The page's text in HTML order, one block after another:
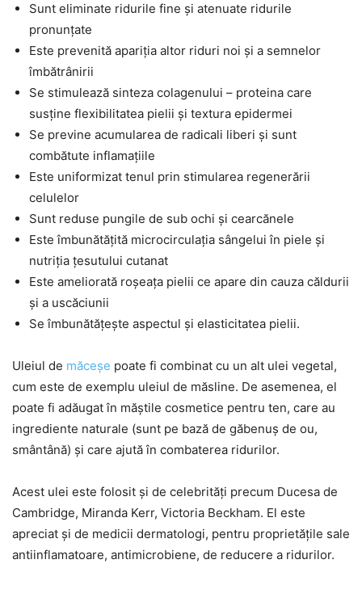
Sunt eliminate ridurile fine și atenuate ridurile
pronunțate
Este prevenită apariția altor riduri noi și a semnelor
îmbătrânirii
Se stimulează sinteza colagenului – proteina care
susține flexibilitatea pielii și textura epidermei
Se previne acumularea de radicali liberi și sunt
combătute inflamațiile
Este uniformizat tenul prin stimularea regenerării
celulelor
Sunt reduse pungile de sub ochi și cearcănele
Este îmbunătățită microcirculația sângelui în piele și
nutriția țesutului cutanat
Este ameliorată roșeața pielii ce apare din cauza căldurii
și a uscăciunii
Se îmbunătățește aspectul și elasticitatea pielii.
Uleiul de măceșe poate fi combinat cu un alt ulei vegetal,
cum este de exemplu uleiul de măsline. De asemenea, el
poate fi adăugat în măștile cosmetice pentru ten, care au
ingrediente naturale (sunt pe bază de găbenuș de ou,
smântână) și care ajută în combaterea ridurilor.
Acest ulei este folosit și de celebrități precum Ducesa de
Cambridge, Miranda Kerr, Victoria Beckham. El este
apreciat și de medicii dermatologi, pentru proprietățile sale
antiinflamatoare, antimicrobiene, de reducere a ridurilor.